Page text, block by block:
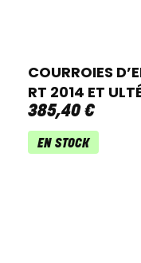
COURROIES
RT 2014 ET
385,40€
EN STOCK